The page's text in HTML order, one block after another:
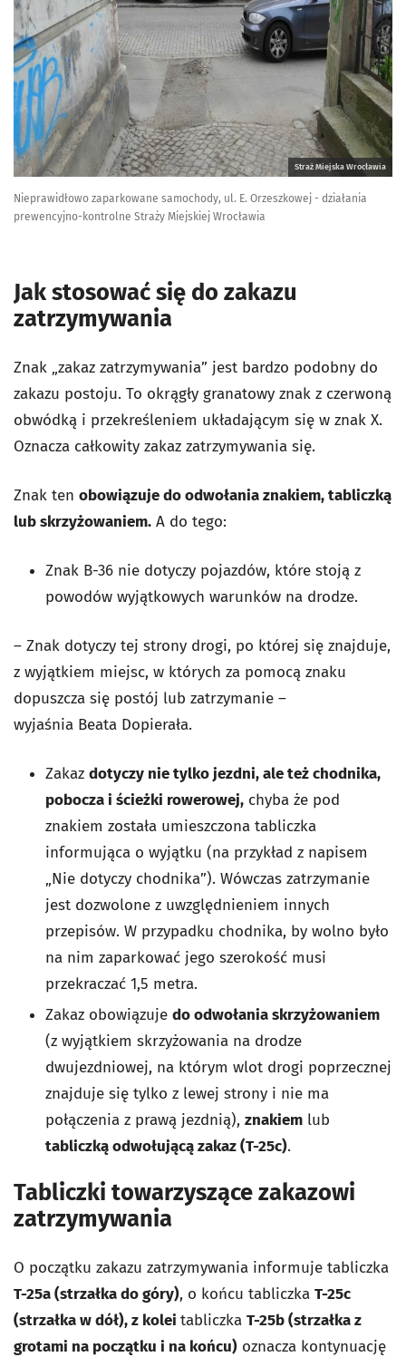
Straż Miejska Wrocławia
Nieprawidłowo zaparkowane samochody, ul. E. Orzeszkowej - działania
prewencyjno-kontrolne Straży Miejskiej Wrocławia
Jak stosować się do zakazu
zatrzymywania
Znak „zakaz zatrzymywania” jest bardzo podobny do
zakazu postoju. To okrągły granatowy znak z czerwoną
obwódką i przekreśleniem układającym się w znak X.
Oznacza całkowity zakaz zatrzymywania się.
Znak ten obowiązuje do odwołania znakiem, tabliczką
lub skrzyżowaniem. A do tego:
Znak B-36 nie dotyczy pojazdów, które stoją z
powodów wyjątkowych warunków na drodze.
– Znak dotyczy tej strony drogi, po której się znajduje,
z wyjątkiem miejsc, w których za pomocą znaku
dopuszcza się postój lub zatrzymanie –
wyjaśnia Beata Dopierała.
Zakaz dotyczy nie tylko jezdni, ale też chodnika,
pobocza i ścieżki rowerowej, chyba że pod
znakiem została umieszczona tabliczka
informująca o wyjątku (na przykład z napisem
„Nie dotyczy chodnika”). Wówczas zatrzymanie
jest dozwolone z uwzględnieniem innych
przepisów. W przypadku chodnika, by wolno było
na nim zaparkować jego szerokość musi
przekraczać 1,5 metra.
Zakaz obowiązuje do odwołania skrzyżowaniem
(z wyjątkiem skrzyżowania na drodze
dwujezdniowej, na którym wlot drogi poprzecznej
znajduje się tylko z lewej strony i nie ma
połączenia z prawą jezdnią), znakiem lub
tabliczką odwołującą zakaz (T-25c).
Tabliczki towarzyszące zakazowi
zatrzymywania
O początku zakazu zatrzymywania informuje tabliczka
T-25a (strzałka do góry), o końcu tabliczka T-25c
(strzałka w dół), z kolei tabliczka T-25b (strzałka z
grotami na początku i na końcu) oznacza kontynuację